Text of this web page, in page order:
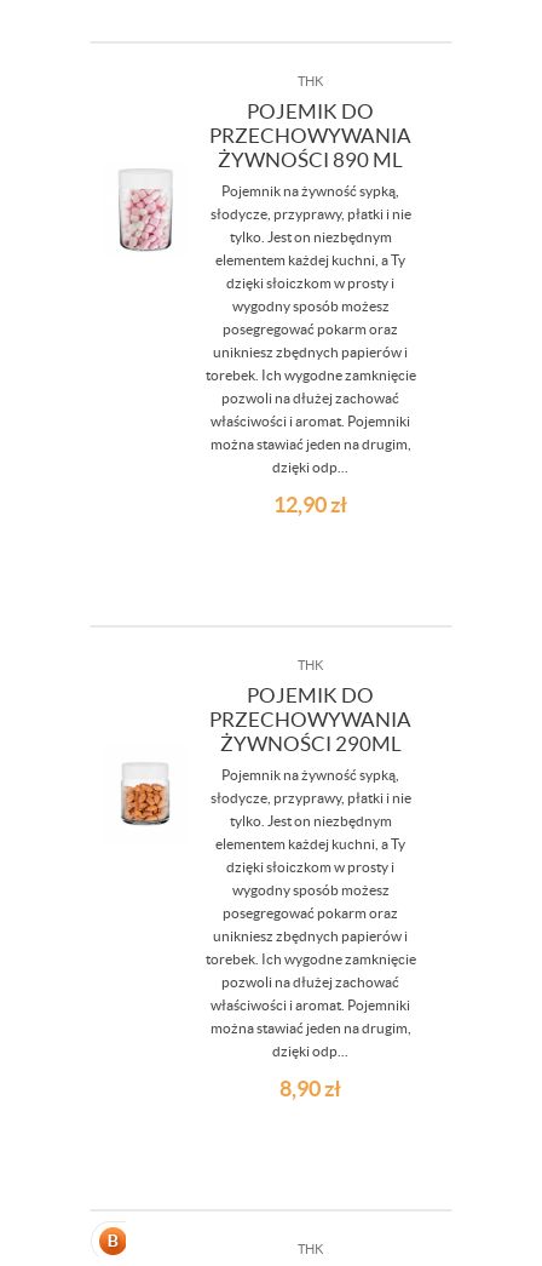
THK
POJEMIK DO
PRZECHOWYWANIA
ŻYWNOŚCI 890 ML
Pojemnik na żywność sypką,
słodycze, przyprawy, płatki i nie
tylko. Jest on niezbędnym
elementem każdej kuchni, a Ty
dzięki słoiczkom w prosty i
wygodny sposób możesz
posegregować pokarm oraz
unikniesz zbędnych papierów i
torebek. Ich wygodne zamknięcie
pozwoli na dłużej zachować
właściwości i aromat. Pojemniki
można stawiać jeden na drugim,
dzięki odp...
12,90zł
THK
POJEMIK DO
PRZECHOWYWANIA
ŻYWNOŚCI 290ML
Pojemnik na żywność sypką,
słodycze, przyprawy, płatki i nie
tylko. Jest on niezbędnym
elementem każdej kuchni, a Ty
dzięki słoiczkom w prosty i
wygodny sposób możesz
posegregować pokarm oraz
unikniesz zbędnych papierów i
torebek. Ich wygodne zamknięcie
pozwoli na dłużej zachować
właściwości i aromat. Pojemniki
można stawiać jeden na drugim,
dzięki odp...
8,90zł
THK